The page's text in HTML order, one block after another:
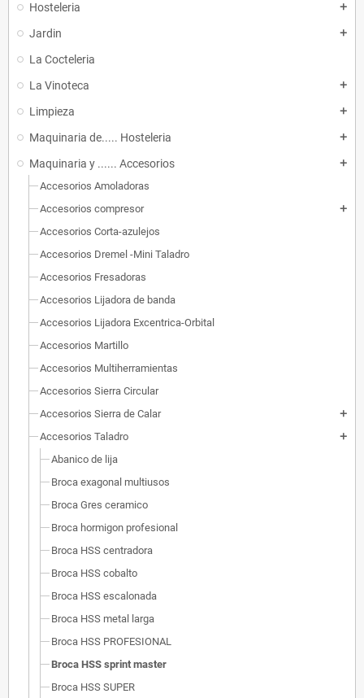
Hosteleria add
Jardin add
La Cocteleria
La Vinoteca
add
Limpieza add
Maquinaria de..... Hosteleria add
Maquinaria y ...... Accesorios add
Accesorios Amoladoras
Accesorios compresor
add
Accesorios Corta-azulejos
Accesorios Dremel -Mini Taladro
Accesorios Fresadoras
Accesorios Lijadora de banda
Accesorios Lijadora Excentrica-Orbital
Accesorios Martillo
Accesorios Multiherramientas
Accesorios Sierra Circular
Accesorios Sierra de Calar
add
Accesorios Taladro add
Abanico de lija
Broca exagonal multiusos
Broca Gres ceramico
Broca hormigon profesional
Broca HSS centradora
Broca HSS cobalto
Broca HSS escalonada
Broca HSS metal larga
Broca HSS PROFESIONAL
Broca HSS sprint master
Broca HSS SUPER